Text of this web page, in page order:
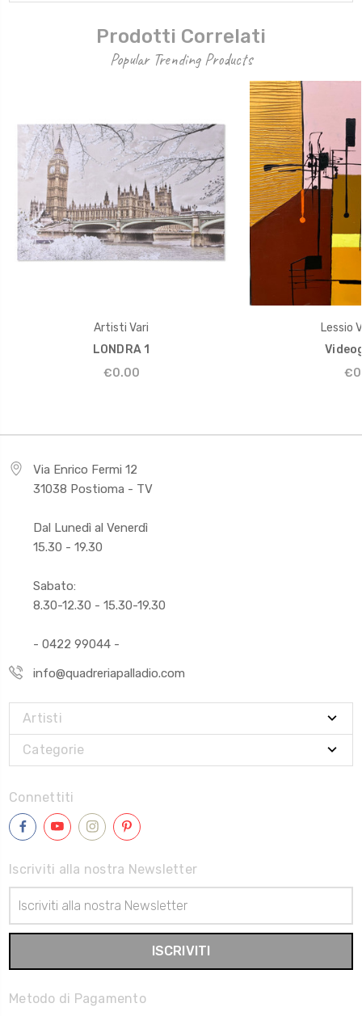
Prodotti Correlati
Popular Trending Products
Artisti Vari
LONDRA 1
€0.00
Lessio
Via Enrico Fermi 12
31038 Postioma - TV
Dal Lunedì al Venerdì
15.30 - 19.30
Sabato:
8.30-12.30 - 15.30-19.30
- 0422 99044 -
info@quadreriapalladio.com
Artisti
Categorie
Connettiti
Iscriviti alla nostra Newsletter
Email
Metodo di Pagamento